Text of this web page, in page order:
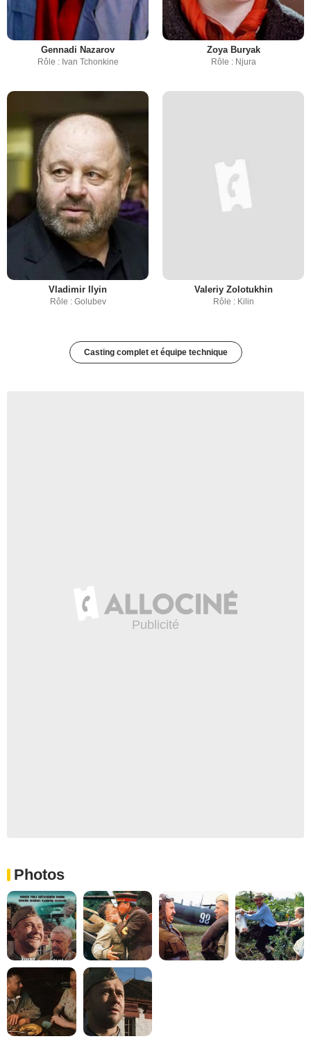
Gennadi Nazarov
Rôle : Ivan Tchonkine
Zoya Buryak
Rôle : Njura
Vladimir Ilyin
Rôle : Golubev
Valeriy Zolotukhin
Rôle : Kilin
Casting complet et équipe technique
Photos